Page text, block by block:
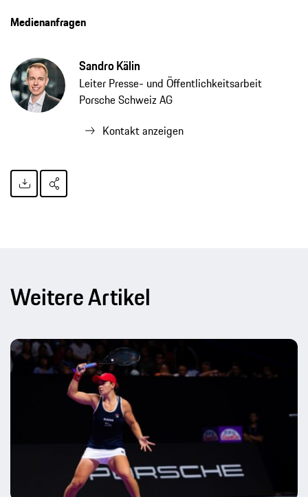
Medienanfragen
Sandro Kälin
Leiter Presse- und Öffentlichkeitsarbeit
Porsche Schweiz AG
Kontakt anzeigen
Weitere Artikel